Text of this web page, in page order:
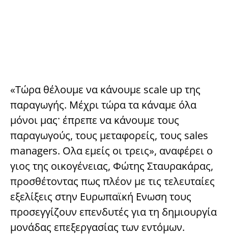
«Τώρα θέλουμε να κάνουμε scale up της
παραγωγής. Μέχρι τώρα τα κάναμε όλα
μόνοι μας· έπρεπε να κάνουμε τους
παραγωγούς, τους μεταφορείς, τους sales
managers. Ολα εμείς οι τρεις», αναφέρει ο
γιος της οικογένειας, Φώτης Σταυρακάρας,
προσθέτοντας πως πλέον με τις τελευταίες
εξελίξεις στην Ευρωπαϊκή Ενωση τους
προσεγγίζουν επενδυτές για τη δημιουργία
μονάδας επεξεργασίας των εντόμων.